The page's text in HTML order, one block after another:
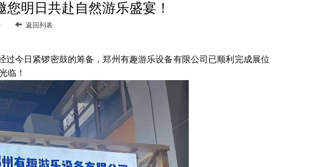
明日共赴自然游乐盛宴！
返回列表
过今日紧锣密鼓的筹备，郑州有趣游乐设备有限公司已顺利完成展位
临！